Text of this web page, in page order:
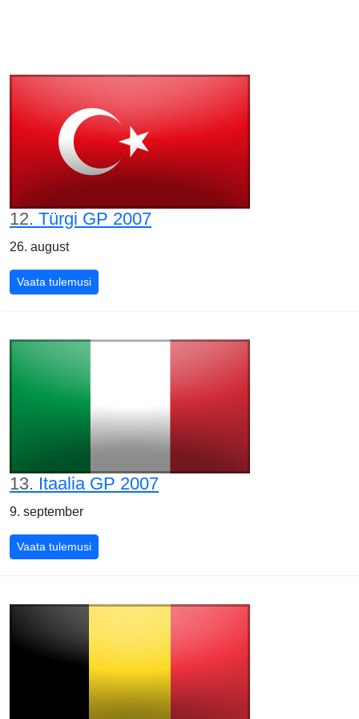
12. Türgi GP 2007
26. august
Vaata tulemusiTürgi GP 2007
13. Itaalia GP 2007
9. september
Vaata tulemusiItaalia GP 2007